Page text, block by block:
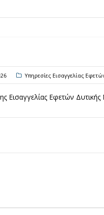
Υπηρεσίες Εισαγγελίας
Εισαγγελίας Εφετών